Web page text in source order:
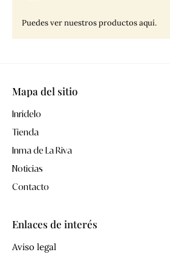
Puedes ver nuestros productos aquí.
Mapa del sitio
Inridelo
Tienda
Inma de La Riva
Noticias
Contacto
Enlaces de interés
Aviso legal